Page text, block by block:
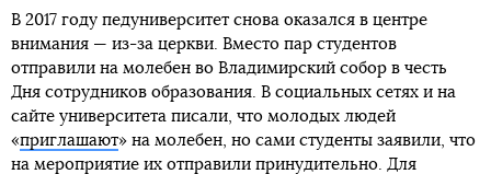
В 2017 году педуниверситет снова оказался в центре
внимания — из-за церкви. Вместо пар студентов
отправили на молебен во Владимирский собор в честь
Дня сотрудников образования. В социальных сетях и на
сайте университета писали, что молодых людей
«приглашают» на молебен, но сами студенты заявили, что
на мероприятие их отправили принудительно. Для